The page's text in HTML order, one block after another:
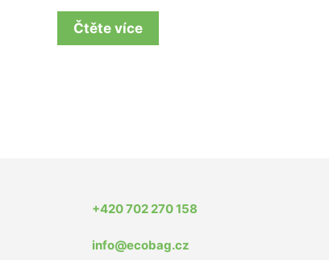
Čtěte více
+420 702 270 158
info@ecobag.cz